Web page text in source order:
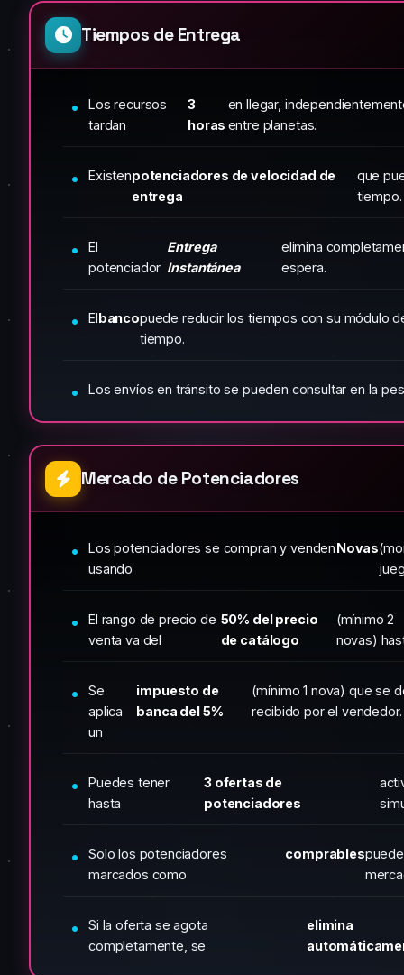
Tiempos de Entrega
Los recursos
tardan
3
horas
en llegar,
entre planetas.
Existenpotenciadores de velocidad de
entrega
que
tiempo.
El
potenciador
Entrega
Instantánea
elimina
espera.
Elbancopuede reducir los tiempos con su módulo
tiempo.
Los envíos en tránsito se pueden consultar en la
Mercado de Potenciadores
Los potenciadores se compran y venden
usando
Novas
El rango de precio de
venta va del
50% del precio
de catálogo
(mínimo 2
novas)
Se
aplica
un
impuesto de
banca del 5%
(mínimo 1 nova) que se
recibido por el vendedor.
Puedes tener
hasta
3 ofertas de
potenciadores
Solo los potenciadores
marcados como
comprables
Si la oferta se agota
completamente, se
elimina